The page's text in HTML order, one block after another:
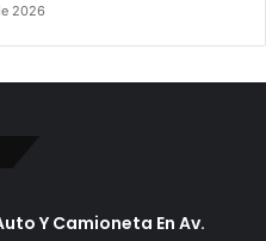
2026
Y Camioneta En Av.